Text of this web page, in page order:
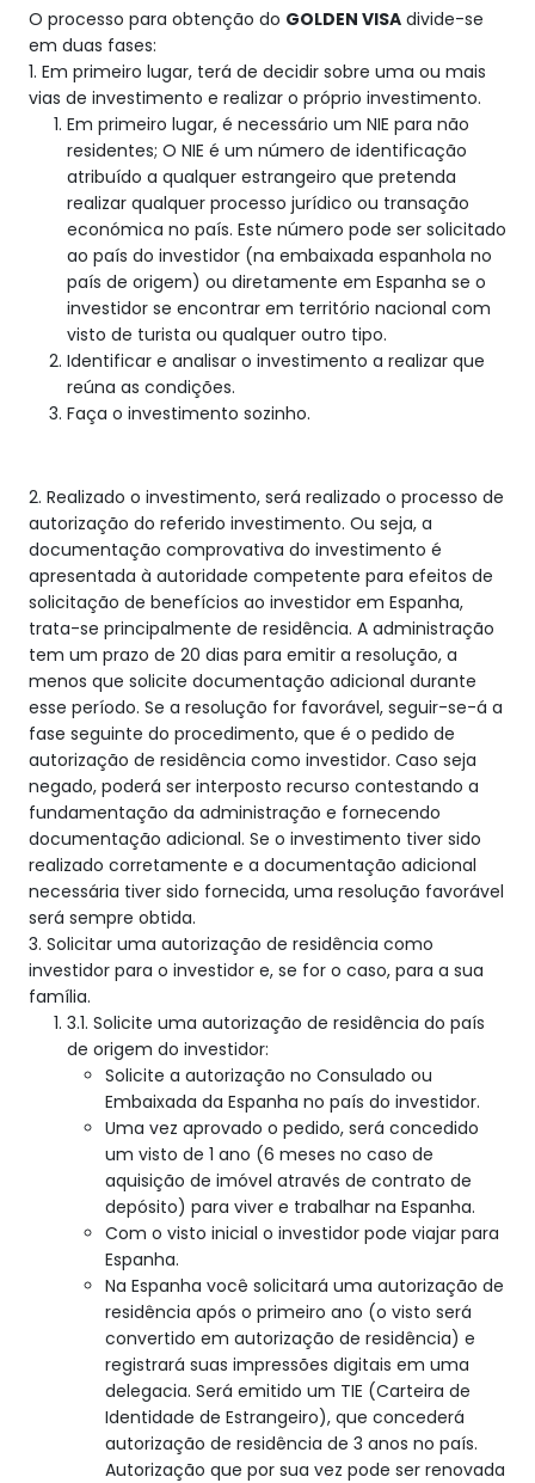
O processo para obtenção do GOLDEN VISA divide-se
em duas fases:
1. Em primeiro lugar, terá de decidir sobre uma ou mais
vias de investimento e realizar o próprio investimento.
Em primeiro lugar, é necessário um NIE para não
residentes; O NIE é um número de identificação
atribuído a qualquer estrangeiro que pretenda
realizar qualquer processo jurídico ou transação
económica no país. Este número pode ser solicitado
ao país do investidor (na embaixada espanhola no
país de origem) ou diretamente em Espanha se o
investidor se encontrar em território nacional com
visto de turista ou qualquer outro tipo.
Identificar e analisar o investimento a realizar que
reúna as condições.
Faça o investimento sozinho.
2. Realizado o investimento, será realizado o processo de
autorização do referido investimento. Ou seja, a
documentação comprovativa do investimento é
apresentada à autoridade competente para efeitos de
solicitação de benefícios ao investidor em Espanha,
trata-se principalmente de residência. A administração
tem um prazo de 20 dias para emitir a resolução, a
menos que solicite documentação adicional durante
esse período. Se a resolução for favorável, seguir-se-á a
fase seguinte do procedimento, que é o pedido de
autorização de residência como investidor. Caso seja
negado, poderá ser interposto recurso contestando a
fundamentação da administração e fornecendo
documentação adicional. Se o investimento tiver sido
realizado corretamente e a documentação adicional
necessária tiver sido fornecida, uma resolução favorável
será sempre obtida.
3. Solicitar uma autorização de residência como
investidor para o investidor e, se for o caso, para a sua
família.
3.1. Solicite uma autorização de residência do país
de origem do investidor:
Solicite a autorização no Consulado ou
Embaixada da Espanha no país do investidor.
Uma vez aprovado o pedido, será concedido
um visto de 1 ano (6 meses no caso de
aquisição de imóvel através de contrato de
depósito) para viver e trabalhar na Espanha.
Com o visto inicial o investidor pode viajar para
Espanha.
Na Espanha você solicitará uma autorização de
residência após o primeiro ano (o visto será
convertido em autorização de residência) e
registrará suas impressões digitais em uma
delegacia. Será emitido um TIE (Carteira de
Identidade de Estrangeiro), que concederá
autorização de residência de 3 anos no país.
Autorização que por sua vez pode ser renovada